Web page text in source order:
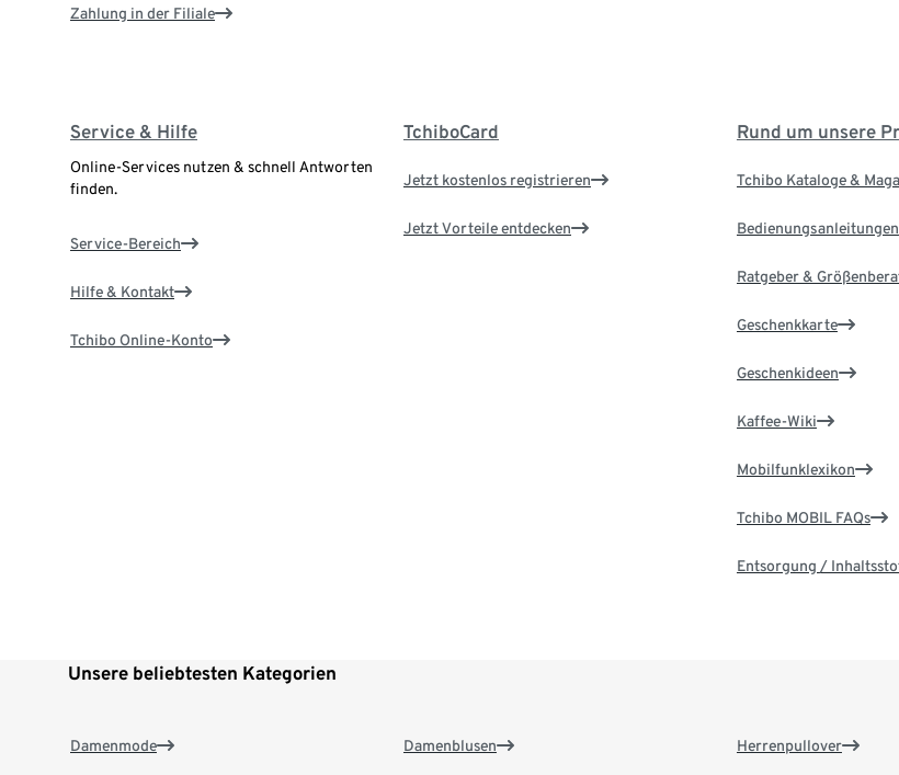
Zahlung in der Filiale
Service & Hilfe
Online-Services nutzen & schnell Antworten
finden.
Service-Bereich
Hilfe & Kontakt
Tchibo Online-Konto
TchiboCard
Jetzt kostenlos registrieren
Jetzt Vorteile entdecken
Rund um unsere
Tchibo Kataloge &
Bedienungsanleitungen
Ratgeber &
Geschenkkarte
Geschenkideen
Kaffee-Wiki
Mobilfunklexikon
Tchibo MOBIL FAQs
Entsorgung /
Unsere beliebtesten Kategorien
Damenmode Damenblusen Herrenpullover